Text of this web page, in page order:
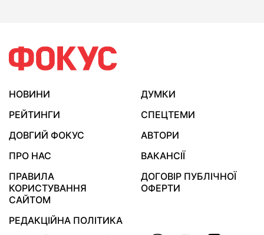
НОВИНИ
ДУМКИ
РЕЙТИНГИ
СПЕЦТЕМИ
ДОВГИЙ ФОКУС
АВТОРИ
ПРО НАС
ВАКАНСІЇ
ПРАВИЛА
КОРИСТУВАННЯ
САЙТОМ
ДОГОВІР ПУБЛІЧНОЇ
ОФЕРТИ
РЕДАКЦІЙНА ПОЛІТИКА